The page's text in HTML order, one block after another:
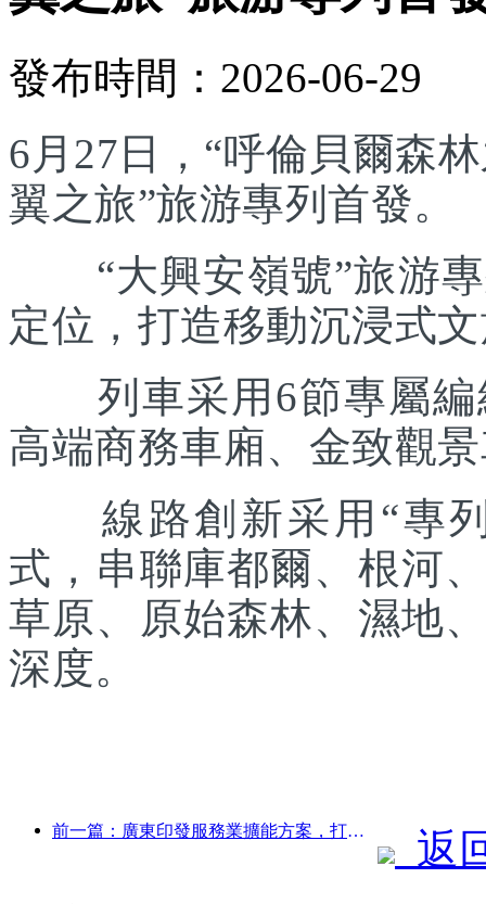
發布時間：2026-06-29
6月27日，“呼倫貝爾森
翼之旅”旅游專列首發。
“大興安嶺號”旅游專
定位，打造移動沉浸式
列車采用6節專屬編
高端商務車廂、金致觀
線路創新采用“專列
式，串聯庫都爾、根河
草原、原始森林、濕地
深度。
前一篇：廣東印發服務業擴能方案，打造大灣區世界級旅游目的地
返